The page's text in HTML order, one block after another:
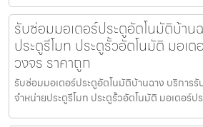
รับซ่อมมอเตอร์ประตูอัตโนมัติบ้าน
ประตูรีโมท ประตูรั้วอัตโนมัติ มอเ
วงจร ราคาถูก
รับซ่อมมอเตอร์ประตูอัตโนมัติบ้านฉาง บริการ
จำหน่ายประตูรีโมท ประตูรั้วอัตโนมัติ มอเตอร์ป